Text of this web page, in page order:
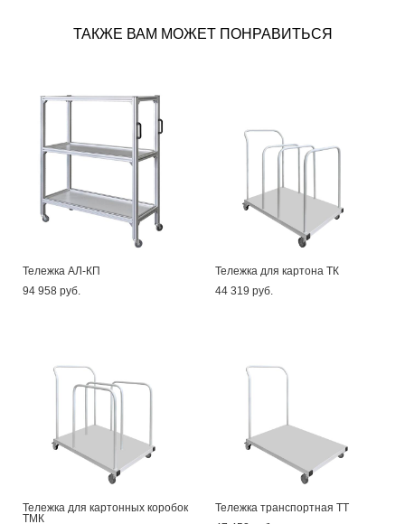
ТАКЖЕ ВАМ МОЖЕТ ПОНРАВИТЬСЯ
Тележка АЛ-КП
94 958 pуб.
Тележка для картона ТК
44 319 pуб.
Тележка для картонных коробок
ТМК
Тележка транспортная ТТ